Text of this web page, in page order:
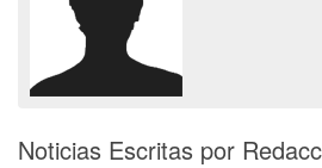
Noticias Escritas por